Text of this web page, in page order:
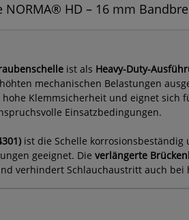
HD – 16 mm
ist als Heavy-Duty-
mechanischen Belastungen
Klemmsicherheit und eignet sich
Einsatzbedingungen.
ist die Schelle
geeignet. Die verlängerte
verhindert Schlauchaustritt auch bei